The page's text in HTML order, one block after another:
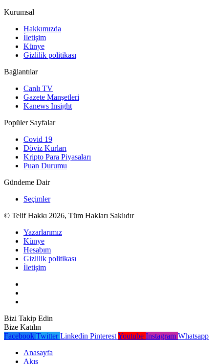
Kurumsal
Hakkımızda
İletişim
Künye
Gizlilik politikası
Bağlantılar
Canlı TV
Gazete Manşetleri
Kanews Insight
Popüler Sayfalar
Covid 19
Döviz Kurları
Kripto Para Piyasaları
Puan Durumu
Gündeme Dair
Seçimler
© Telif Hakkı 2026, Tüm Hakları Saklıdır
Yazarlarımız
Künye
Hesabım
Gizlilik politikası
İletişim
Bizi Takip Edin
Bize Katılın
Facebook Twitter Linkedin PinterestYoutube Instagram Whatsapp
Anasayfa
Akış